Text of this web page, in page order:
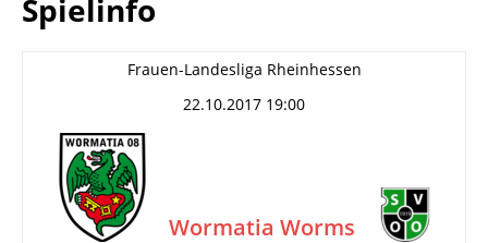
Spielinfo
Frauen-Landesliga Rheinhessen
22.10.2017 19:00
Wormatia Worms